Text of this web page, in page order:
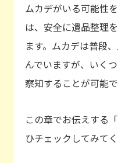
ムカデがいる可能性
は、安全に遺品整理
ます。ムカデは普段
んでいますが、いく
察知することが可能で
この章でお伝えする
ひチェックしてみてく